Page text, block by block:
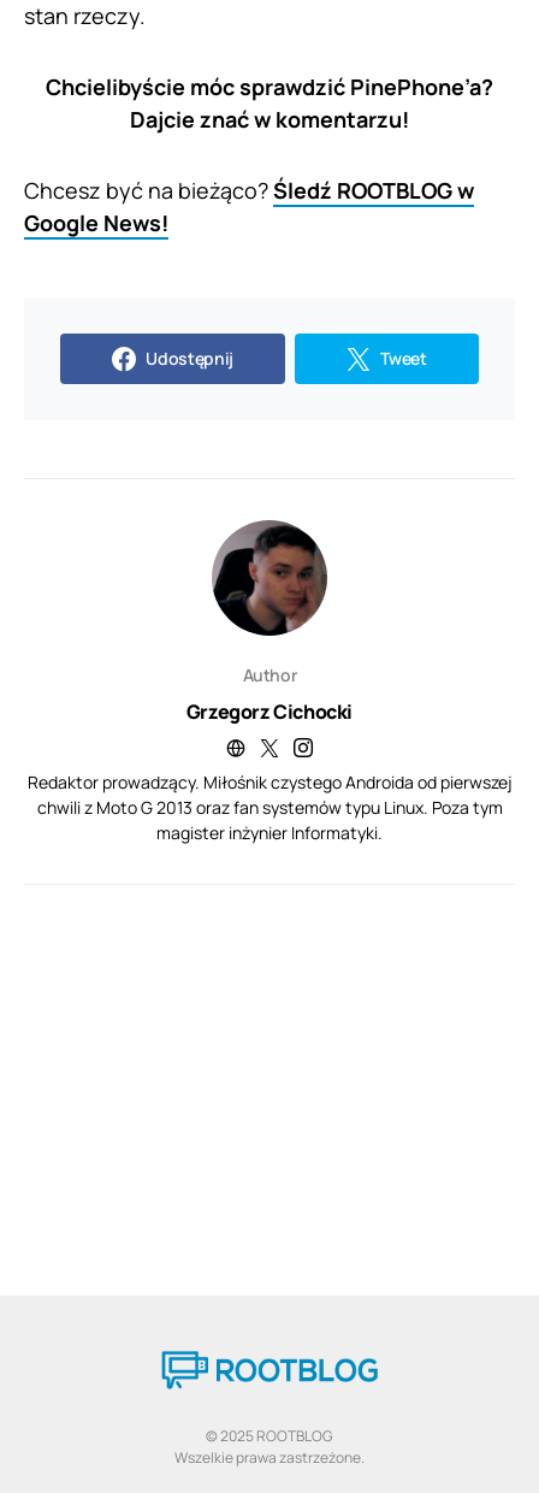
stan rzeczy.
Chcielibyście móc sprawdzić PinePhone’a?
Dajcie znać w komentarzu!
Chcesz być na bieżąco?Śledź ROOTBLOG w
Google News!
Udostępnij Tweet
Author
Grzegorz Cichocki
Redaktor prowadzący. Miłośnik czystego Androida od pierwszej
chwili z Moto G 2013 oraz fan systemów typu Linux. Poza tym
magister inżynier Informatyki.
© 2025 ROOTBLOG
Wszelkie prawa zastrzeżone.